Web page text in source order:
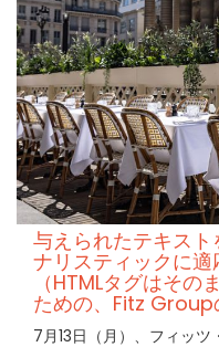
与えられたテキス
ナリスティックに
（HTMLタグはその
ための、Fitz Group
7月13日（月）、フィッ